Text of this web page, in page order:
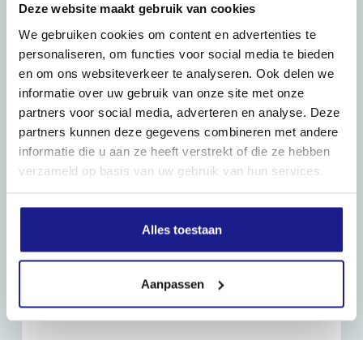
Deze website maakt gebruik van cookies
We gebruiken cookies om content en advertenties te
personaliseren, om functies voor social media te bieden
en om ons websiteverkeer te analyseren. Ook delen we
informatie over uw gebruik van onze site met onze
partners voor social media, adverteren en analyse. Deze
partners kunnen deze gegevens combineren met andere
informatie die u aan ze heeft verstrekt of die ze hebben
verzameld op basis van uw gebruik van hun services.
Alles toestaan
Aanpassen
Zondag: gesloten
Routebeschrijving